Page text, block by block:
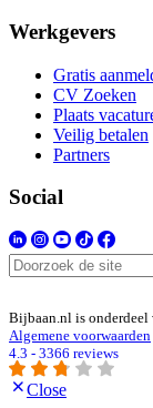
Werkgevers
Gratis
CV Zoeken
Plaats
Veilig betalen
Partners
Social
Bijbaan.nl is onderdeel
Algemene voorwaarden
4.3 - 3366 reviews
Close